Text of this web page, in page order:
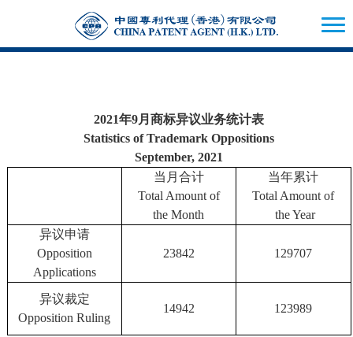
2021年9月商标异议业务统计表
Statistics of Trademark Oppositions
September, 2021
当月合计
Total Amount of
the Month
当年累计
Total Amount of
the Year
异议申请
Opposition
Applications
23842 129707
异议裁定
Opposition Ruling
14942 123989